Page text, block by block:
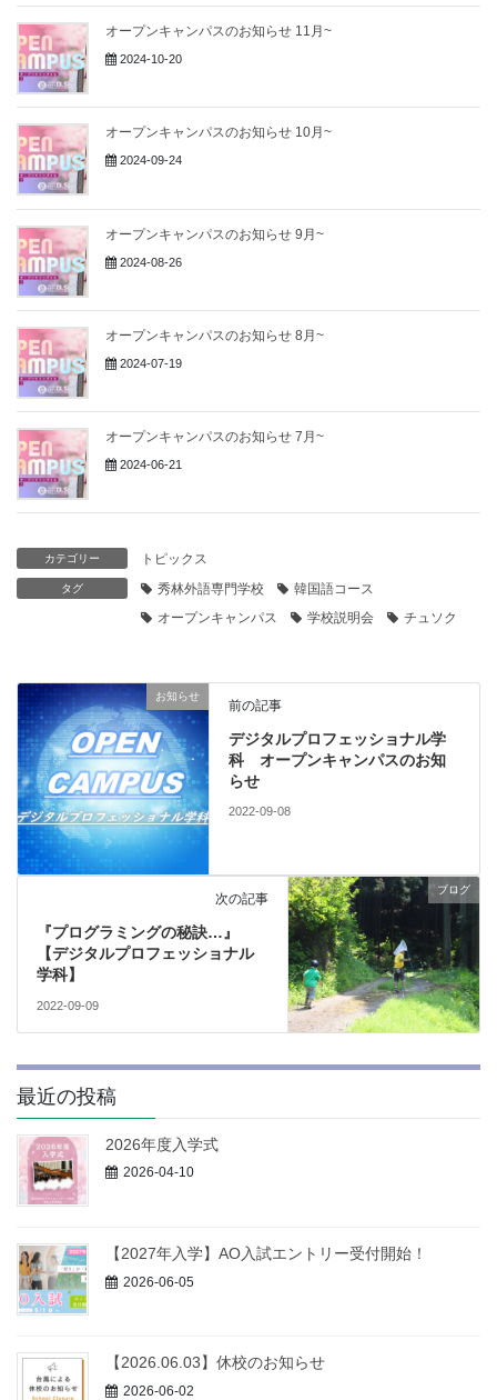
オープンキャンパスのお知らせ 11月~
2024-10-20
オープンキャンパスのお知らせ 10月~
2024-09-24
オープンキャンパスのお知らせ 9月~
2024-08-26
オープンキャンパスのお知らせ 8月~
2024-07-19
オープンキャンパスのお知らせ 7月~
2024-06-21
カテゴリー トピックス
タグ 秀林外語専門学校
韓国語コース
オープンキャンパス
学校説明会 チュソク
お知らせ
前の記事
デジタルプロフェッショナル学
科 オープンキャンパスのお知
らせ
2022-09-08
ブログ
次の記事
『プログラミングの秘訣…』
【デジタルプロフェッショナル
学科】
2022-09-09
最近の投稿
2026年度入学式
2026-04-10
【2027年入学】AO入試エントリー受付開始！
2026-06-05
【2026.06.03】休校のお知らせ
2026-06-02